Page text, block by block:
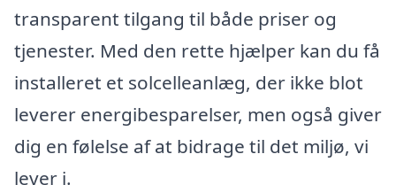
transparent tilgang til både priser og
tjenester. Med den rette hjælper kan du få
installeret et solcelleanlæg, der ikke blot
leverer energibesparelser, men også giver
dig en følelse af at bidrage til det miljø, vi
lever i.